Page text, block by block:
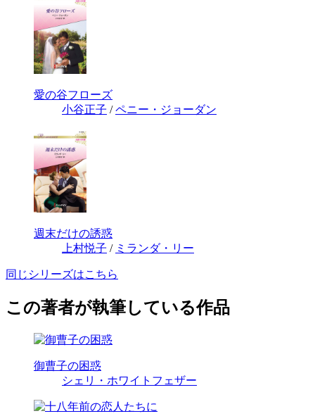
愛の谷フローズ
小谷正子 /ペニー・ジョーダン
週末だけの誘惑
上村悦子 / ミランダ・リー
同じシリーズはこちら
この著者が執筆している作品
御曹子の困惑
シェリ・ホワイトフェザー